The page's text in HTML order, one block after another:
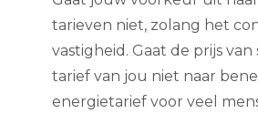
tarieven niet, zolang het
vastigheid. Gaat de prijs
tarief van jou niet naar
energietarief voor veel